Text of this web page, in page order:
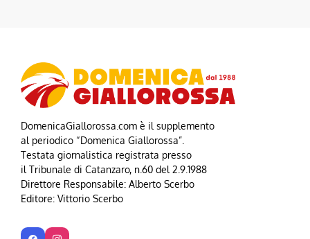
DomenicaGiallorossa.com è il supplemento
al periodico “Domenica Giallorossa”.
Testata giornalistica registrata presso
il Tribunale di Catanzaro, n.60 del 2.9.1988
Direttore Responsabile: Alberto Scerbo
Editore: Vittorio Scerbo